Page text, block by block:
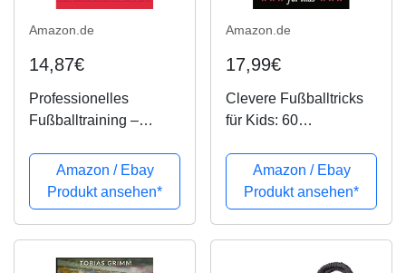
Amazon.de
14,87€
Professionelles
Fußballtraining –
Torschusstraining: Die
30 beliebtesten
Torschussübungen der
Profitrainer - Eine
Amazon / Ebay
Produkt ansehen*
Amazon.de
17,99€
Clevere Fußballtricks
für Kids: 60
Strategien, Techniken
Amazon / Ebay
Produkt ansehen*